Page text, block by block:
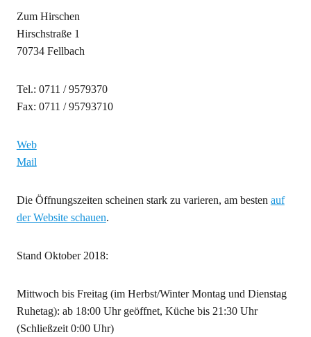
Zum Hirschen
Hirschstraße 1
70734 Fellbach
Tel.: 0711 / 9579370
Fax: 0711 / 95793710
Web
Mail
Die Öffnungszeiten scheinen stark zu varieren, am besten auf
der Website schauen.
Stand Oktober 2018:
Mittwoch bis Freitag (im Herbst/Winter Montag und Dienstag
Ruhetag): ab 18:00 Uhr geöffnet, Küche bis 21:30 Uhr
(Schließzeit 0:00 Uhr)